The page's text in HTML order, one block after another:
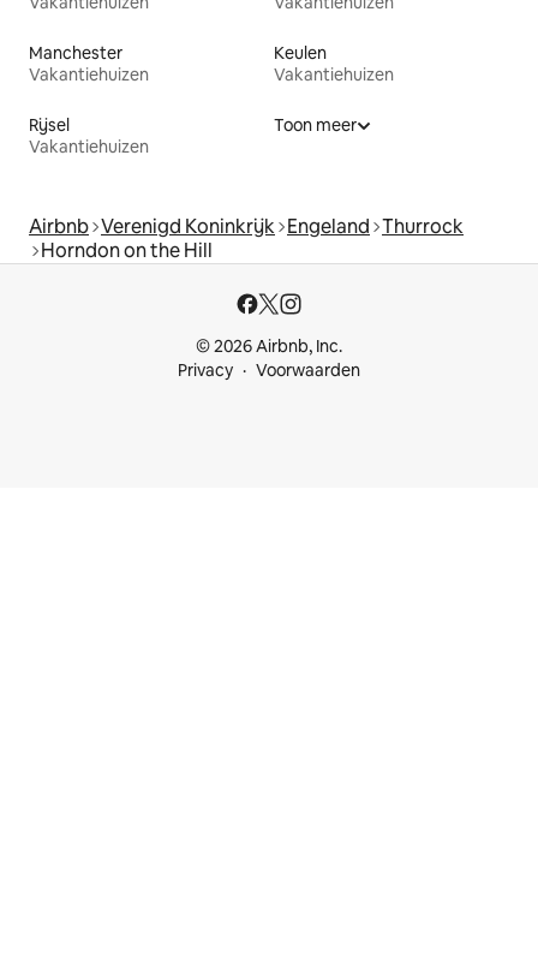
Manchester
Vakantiehuizen
Keulen
Vakantiehuizen
Rijsel
Vakantiehuizen
Toon meer
Airbnb Verenigd Koninkrijk Engeland Thurrock
Horndon on the Hill
© 2026 Airbnb, Inc.
Privacy
Voorwaarden